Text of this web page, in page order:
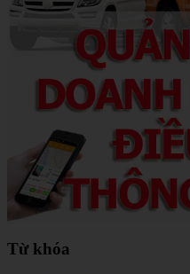
Từ khóa